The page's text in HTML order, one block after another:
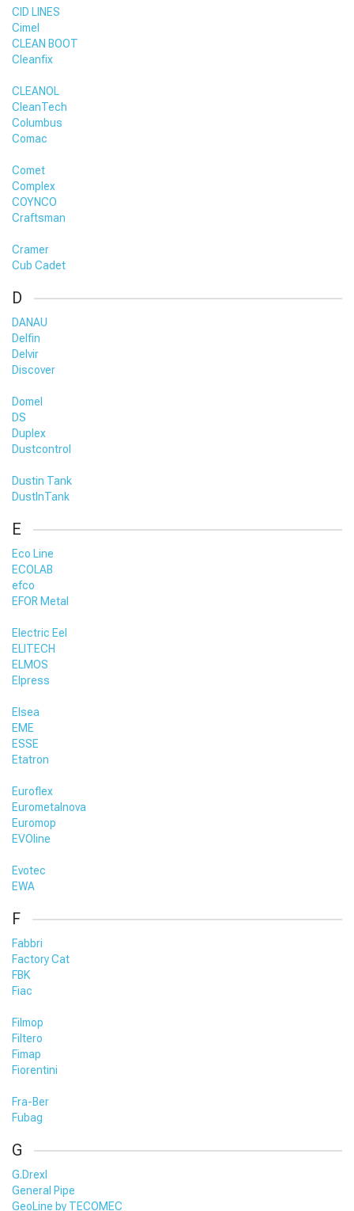
CID LINES
Cimel
CLEAN BOOT
Cleanfix
CLEANOL
CleanTech
Columbus
Comac
Comet
Complex
COYNCO
Craftsman
Cramer
Cub Cadet
D
DANAU
Delfin
Delvir
Discover
Domel
DS
Duplex
Dustcontrol
Dustin Tank
DustInTank
E
Eco Line
ECOLAB
efco
EFOR Metal
Electric Eel
ELITECH
ELMOS
Elpress
Elsea
EME
ESSE
Etatron
Euroflex
Eurometalnova
Euromop
EVOline
Evotec
EWA
F
Fabbri
Factory Cat
FBK
Fiac
Filmop
Filtero
Fimap
Fiorentini
Fra-Ber
Fubag
G
G.Drexl
General Pipe
GeoLine by TECOMEC